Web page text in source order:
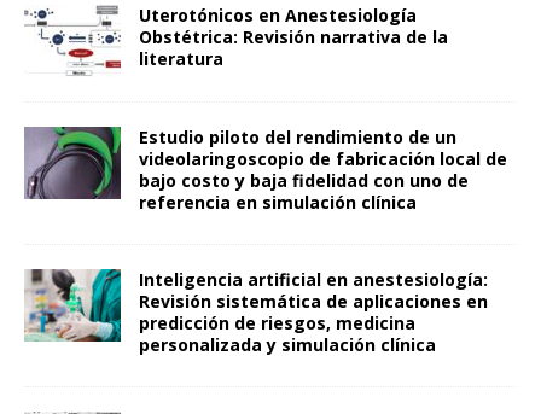
Uterotónicos en Anestesiología
Obstétrica: Revisión narrativa de la
literatura
Estudio piloto del rendimiento de un
videolaringoscopio de fabricación local de
bajo costo y baja fidelidad con uno de
referencia en simulación clínica
Inteligencia artificial en anestesiología:
Revisión sistemática de aplicaciones en
predicción de riesgos, medicina
personalizada y simulación clínica